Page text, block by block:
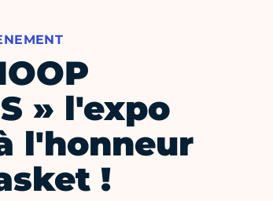
» l'expo
l'honneur
!